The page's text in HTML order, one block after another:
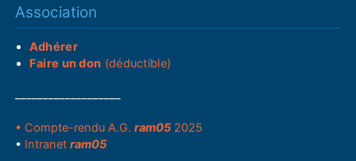
Association
Adhérer
Faire un don (déductible)
• Compte-rendu A.G.ram05 2025
• Intranetram05